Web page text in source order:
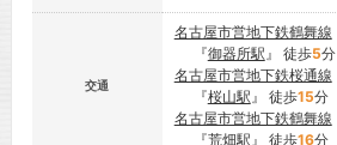
交通
名古屋市営地下鉄鶴舞線
『御器所駅』 徒歩5分
名古屋市営地下鉄桜通線
『桜山駅』 徒歩15分
名古屋市営地下鉄鶴舞線
『荒畑駅』 徒歩16分